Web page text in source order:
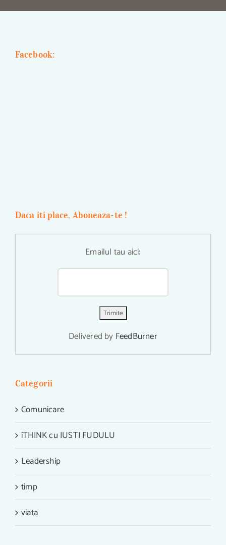
Facebook:
Daca iti place, Aboneaza-te !
Emailul tau aici:
Delivered by FeedBurner
Categorii
Comunicare
iTHINK cu IUSTI FUDULU
Leadership
timp
viata